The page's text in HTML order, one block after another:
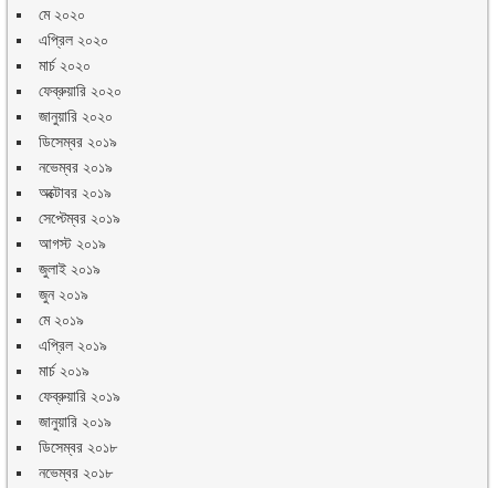
মে ২০২০
এপ্রিল ২০২০
মার্চ ২০২০
ফেব্রুয়ারি ২০২০
জানুয়ারি ২০২০
ডিসেম্বর ২০১৯
নভেম্বর ২০১৯
অক্টোবর ২০১৯
সেপ্টেম্বর ২০১৯
আগস্ট ২০১৯
জুলাই ২০১৯
জুন ২০১৯
মে ২০১৯
এপ্রিল ২০১৯
মার্চ ২০১৯
ফেব্রুয়ারি ২০১৯
জানুয়ারি ২০১৯
ডিসেম্বর ২০১৮
নভেম্বর ২০১৮